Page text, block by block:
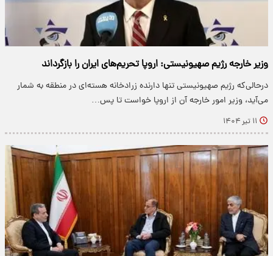
وزیر خارجه رژیم صهیونیستی: اروپا تحریم‌های ایران را بازگرداند
درحالی‌که رژیم صهیونیستی تنها دارنده زرادخانه هسته‌ای در منطقه به شمار
می‌آید، وزیر امور خارجه آن از اروپا خواست تا پس…
۱۱ تیر ۱۴۰۴